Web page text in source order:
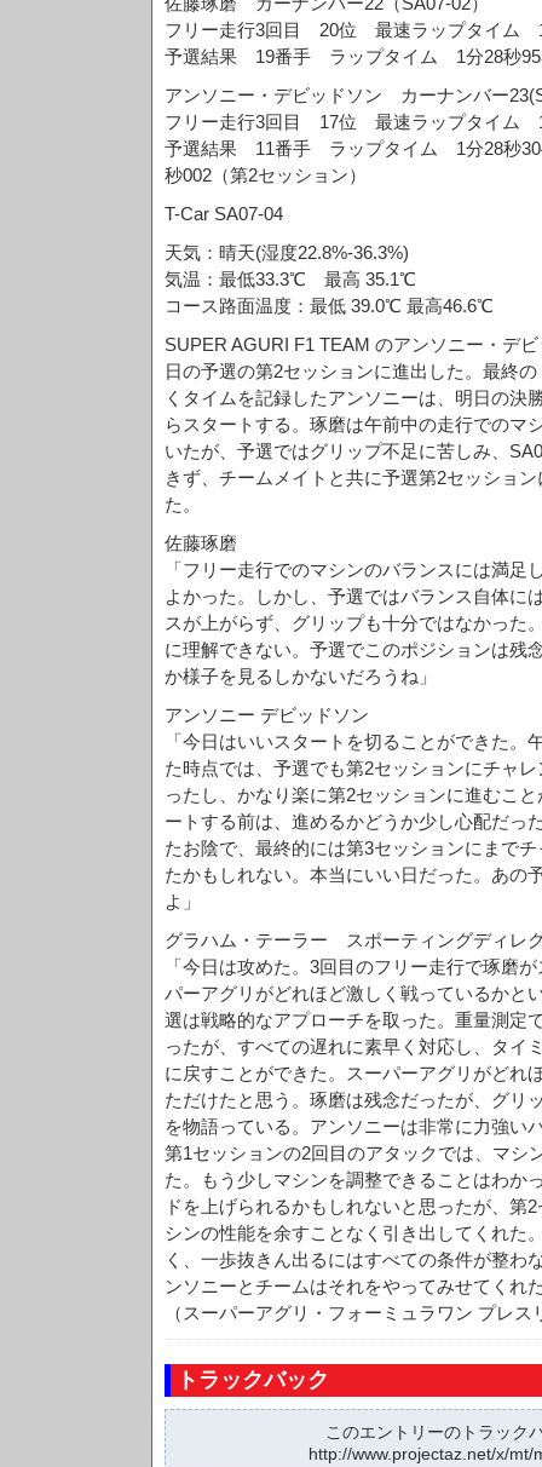
フリー走行3回目 20位 最速ラップタイム
予選結果 19番手 ラップタイム 1分28秒
アンソニー・デビッドソン カーナンバー
フリー走行3回目 17位 最速ラップタイム
予選結果 11番手 ラップタイム 1分28秒
秒002（第2セッション）
T-Car SA07-04
天気：晴天(湿度22.8%-36.3%)
気温：最低33.3℃ 最高 35.1℃
コース路面温度：最低 39.0℃ 最高46.6℃
SUPER AGURI F1 TEAM のアンソニー・デ
日の予選の第2セッションに進出した。最終
くタイムを記録したアンソニーは、明日の決
らスタートする。琢磨は午前中の走行でのマ
いたが、予選ではグリップ不足に苦しみ、
きず、チームメイトと共に予選第2セッショ
た。
佐藤琢磨
「フリー走行でのマシンのバランスには満足
よかった。しかし、予選ではバランス自体に
スが上がらず、グリップも十分ではなかった
に理解できない。予選でこのポジションは残
か様子を見るしかないだろうね」
アンソニー デビッドソン
「今日はいいスタートを切ることができた。
た時点では、予選でも第2セッションにチャ
ったし、かなり楽に第2セッションに進むこ
ートする前は、進めるかどうか少し心配だっ
たお陰で、最終的には第3セッションにまで
たかもしれない。本当にいい日だった。あの
よ」
グラハム・テーラー スポーティングディレ
「今日は攻めた。3回目のフリー走行で琢磨
パーアグリがどれほど激しく戦っているかと
選は戦略的なアプローチを取った。重量測定
ったが、すべての遅れに素早く対応し、タイ
に戻すことができた。スーパーアグリがどれ
ただけたと思う。琢磨は残念だったが、グリ
を物語っている。アンソニーは非常に力強い
第1セッションの2回目のアタックでは、マシ
た。もう少しマシンを調整できることはわか
ドを上げられるかもしれないと思ったが、第
シンの性能を余すことなく引き出してくれた
く、一歩抜きん出るにはすべての条件が整わ
ンソニーとチームはそれをやってみせてくれ
（スーパーアグリ・フォーミュラワン プレス
トラックバック
このエントリーのトラック
http://www.projectaz.net/x/mt/